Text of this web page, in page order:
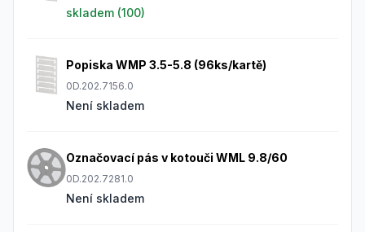
skladem (100)
Popiska WMP 3.5-5.8 (96ks/kartě)
0D.202.7156.0
Není skladem
Označovací pás v kotouči WML 9.8/60
0D.202.7281.0
Není skladem